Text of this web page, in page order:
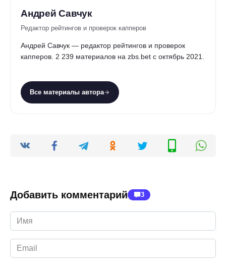
Андрей Савчук
Редактор рейтингов и проверок капперов
Андрей Савчук — редактор рейтингов и проверок
капперов. 2 239 материалов на zbs.bet с октябрь 2021.
Все материалы автора
Добавить комментарий 3
Имя
*
Email
*